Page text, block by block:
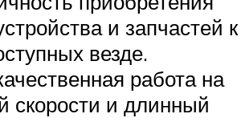
и запчастей к
везде.
работа на
скорости и длинный